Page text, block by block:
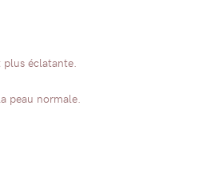
éclatante.
peau normale.